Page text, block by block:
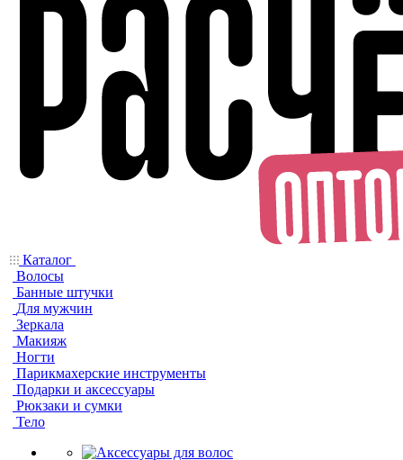
Каталог
Волосы
Банные штучки
Для мужчин
Зеркала
Макияж
Ногти
Парикмахерские инструменты
Подарки и аксессуары
Рюкзаки и сумки
Тело